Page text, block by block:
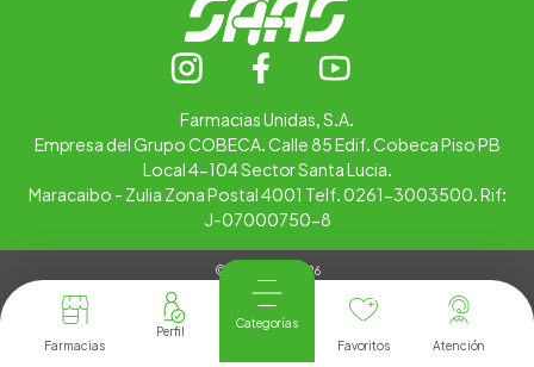
Farmacias
Categorías
Favoritos
Atención
Farmacias Unidas, S.A.
Empresa del Grupo COBECA. Calle 85 Edif. Cobeca Piso PB
Local 4-104 Sector Santa Lucia.
Maracaibo - Zulia Zona Postal 4001 Telf. 0261-3003500. Rif:
J-07000750-8
© Copyright 2026
Tienda Virtual desarrollada por
Tecnología